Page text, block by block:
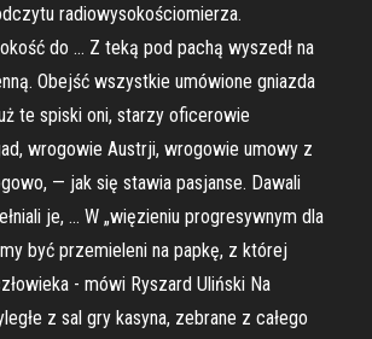
radiowysokościomierza.
do … Z teką pod pachą wyszedł na
Obejść wszystkie umówione gniazda
te spiski oni, starzy oficerowie
wrogowie Austrji, wrogowie umowy z
— jak się stawia pasjanse. Dawali
je, … W „więzieniu progresywnym dla
być przemieleni na papkę, z której
- mówi Ryszard Uliński Na
z sal gry kasyna, zebrane z całego